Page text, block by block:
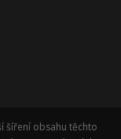
šíření obsahu těchto